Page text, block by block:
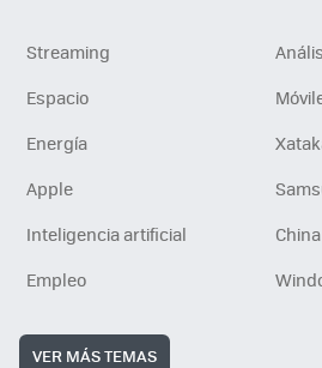
Streaming
Espacio
Energía
Apple
Inteligencia artificial
China
Empleo
VER MÁS TEMAS